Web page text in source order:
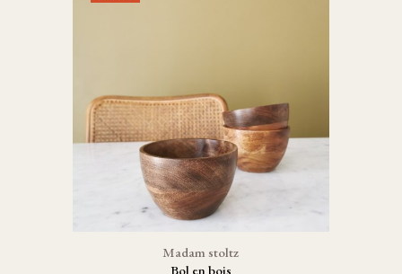
Madam stoltz
Bol en bois